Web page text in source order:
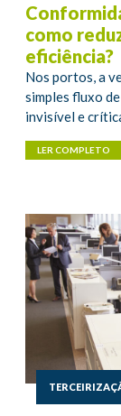
como
eficiência?
Nos portos, a
simples fluxo
invisível e
LER COMPLETO